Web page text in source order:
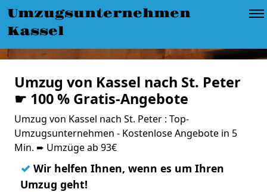
Umzugsunternehmen
Kassel
Umzug von Kassel nach St. Peter
☛ 100 % Gratis-Angebote
Umzug von Kassel nach St. Peter : Top-
Umzugsunternehmen - Kostenlose Angebote in 5
Min. ➨ Umzüge ab 93€
✓ Wir helfen Ihnen, wenn es um Ihren
Umzug geht!